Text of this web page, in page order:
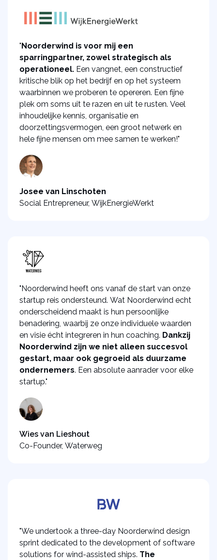
" Noorderwind is voor mij een
sparringpartner, zowel strategisch als
operationeel. Een vangnet, een constructief
kritische blik op het bedrijf en op het systeem
waarbinnen we proberen te opereren. Een fijne
plek om soms uit te razen en uit te rusten. Veel
inhoudelijke kennis, organisatie en
doorzettingsvermogen, een groot netwerk en
hele fijne mensen om mee samen te werken!"
Josee van Linschoten
Social Entrepreneur, WijkEnergieWerkt
"Noorderwind heeft ons vanaf de start van onze
startup reis ondersteund. Wat Noorderwind echt
onderscheidend maakt is hun persoonlijke
benadering, waarbij ze onze individuele waarden
en visie écht integreren in hun coaching. Dankzij
Noorderwind zijn we niet alleen succesvol
gestart, maar ook gegroeid als duurzame
ondernemers. Een absolute aanrader voor elke
startup."
Wies van Lieshout
Co-Founder, Waterweg
"We undertook a three-day Noorderwind design
sprint dedicated to the development of software
solutions for wind-assisted ships. The